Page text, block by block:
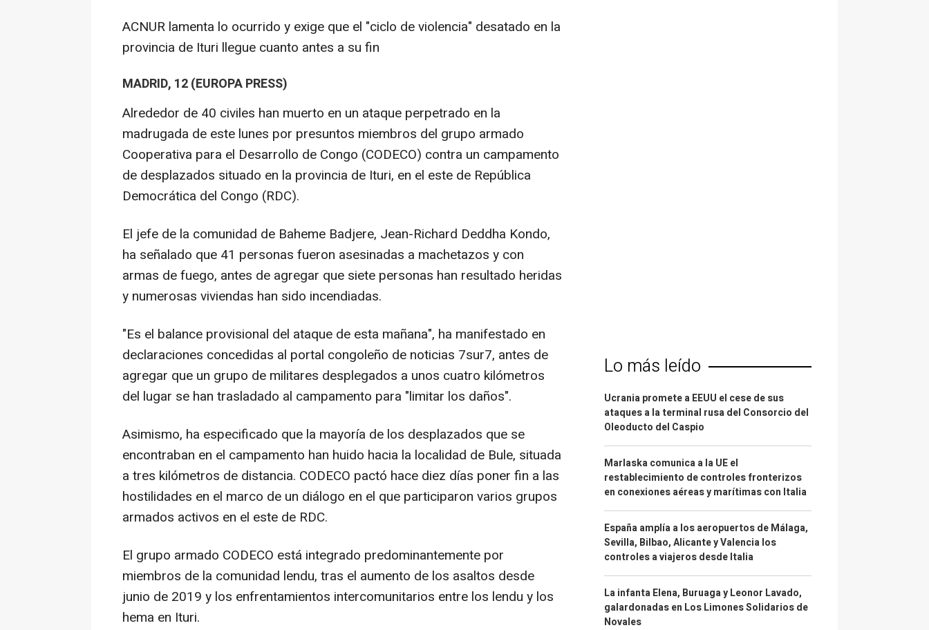
ACNUR lamenta lo ocurrido y exige que el "ciclo de violencia" desatado en la
provincia de Ituri llegue cuanto antes a su fin
MADRID, 12 (EUROPA PRESS)
Alrededor de 40 civiles han muerto en un ataque perpetrado en la
madrugada de este lunes por presuntos miembros del grupo armado
Cooperativa para el Desarrollo de Congo (CODECO) contra un campamento
de desplazados situado en la provincia de Ituri, en el este de República
Democrática del Congo (RDC).
El jefe de la comunidad de Baheme Badjere, Jean-Richard Deddha Kondo,
ha señalado que 41 personas fueron asesinadas a machetazos y con
armas de fuego, antes de agregar que siete personas han resultado heridas
y numerosas viviendas han sido incendiadas.
"Es el balance provisional del ataque de esta mañana", ha manifestado en
declaraciones concedidas al portal congoleño de noticias 7sur7, antes de
agregar que un grupo de militares desplegados a unos cuatro kilómetros
del lugar se han trasladado al campamento para "limitar los daños".
Asimismo, ha especificado que la mayoría de los desplazados que se
encontraban en el campamento han huido hacia la localidad de Bule, situada
a tres kilómetros de distancia. CODECO pactó hace diez días poner fin a las
hostilidades en el marco de un diálogo en el que participaron varios grupos
armados activos en el este de RDC.
El grupo armado CODECO está integrado predominantemente por
miembros de la comunidad lendu, tras el aumento de los asaltos desde
junio de 2019 y los enfrentamientos intercomunitarios entre los lendu y los
hema en Ituri.
Lo más leído
Ucrania promete a EEUU el cese de sus
ataques a la terminal rusa del Consorcio del
Oleoducto del Caspio
Marlaska comunica a la UE el
restablecimiento de controles fronterizos
en conexiones aéreas y marítimas con Italia
España amplía a los aeropuertos de Málaga,
Sevilla, Bilbao, Alicante y Valencia los
controles a viajeros desde Italia
La infanta Elena, Buruaga y Leonor Lavado,
galardonadas en Los Limones Solidarios de
Novales